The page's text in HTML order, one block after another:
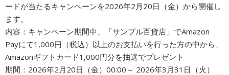
ードが当たるキャンペーンを2026年2月20日（金）から開催し
ます。
内容：キャンペーン期間中、「サンプル百貨店」でAmazon
Payにて1,000円（税込）以上のお支払いを行った方の中から、
Amazonギフトカード1,000円分を抽選でプレゼント
期間：2026年2月20日（金）00:00～ 2026年3月31日（火）